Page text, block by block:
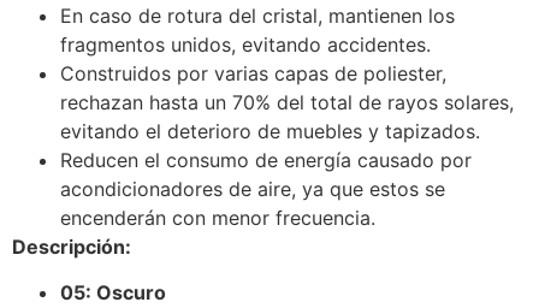
En caso de rotura del cristal, mantienen los
fragmentos unidos, evitando accidentes.
Construidos por varias capas de poliester,
rechazan hasta un 70% del total de rayos solares,
evitando el deterioro de muebles y tapizados.
Reducen el consumo de energía causado por
acondicionadores de aire, ya que estos se
encenderán con menor frecuencia.
Descripción:
05: Oscuro